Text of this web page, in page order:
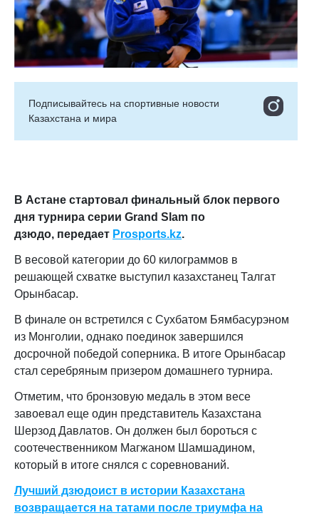
Подписывайтесь на cпортивные новости
Казахстана и мира
В Астане стартовал финальный блок первого
дня турнира серии Grand Slam по
дзюдо, передает Prosports.kz.
В весовой категории до 60 килограммов в
решающей схватке выступил казахстанец Талгат
Орынбасар.
В финале он встретился с Сухбатом Бямбасурэном
из Монголии, однако поединок завершился
досрочной победой соперника. В итоге Орынбасар
стал серебряным призером домашнего турнира.
Отметим, что бронзовую медаль в этом весе
завоевал еще один представитель Казахстана
Шерзод Давлатов. Он должен был бороться с
соотечественником Магжаном Шамшадином,
который в итоге снялся с соревнований.
Лучший дзюдоист в истории Казахстана
возвращается на татами после триумфа на